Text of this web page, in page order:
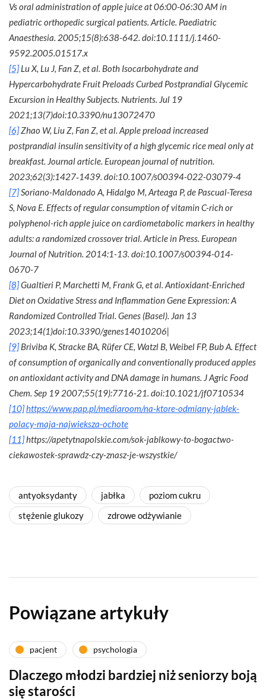
Vs oral administration of apple juice at 06:00-06:30 AM in
pediatric orthopedic surgical patients. Article. Paediatric
Anaesthesia. 2005;15(8):638-642. doi:10.1111/j.1460-
9592.2005.01517.x
[5] Lu X, Lu J, Fan Z, et al. Both Isocarbohydrate and
Hypercarbohydrate Fruit Preloads Curbed Postprandial Glycemic
Excursion in Healthy Subjects. Nutrients. Jul 19
2021;13(7)doi:10.3390/nu13072470
[6] Zhao W, Liu Z, Fan Z, et al. Apple preload increased
postprandial insulin sensitivity of a high glycemic rice meal only at
breakfast. Journal article. European journal of nutrition.
2023;62(3):1427‐1439. doi:10.1007/s00394-022-03079-4
[7] Soriano-Maldonado A, Hidalgo M, Arteaga P, de Pascual-Teresa
S, Nova E. Effects of regular consumption of vitamin C-rich or
polyphenol-rich apple juice on cardiometabolic markers in healthy
adults: a randomized crossover trial. Article in Press. European
Journal of Nutrition. 2014:1-13. doi:10.1007/s00394-014-
0670-7
[8]Gualtieri P, Marchetti M, Frank G, et al. Antioxidant-Enriched
Diet on Oxidative Stress and Inflammation Gene Expression: A
Randomized Controlled Trial. Genes (Basel). Jan 13
2023;14(1)doi:10.3390/genes14010206|
[9] Briviba K, Stracke BA, Rüfer CE, Watzl B, Weibel FP, Bub A. Effect
of consumption of organically and conventionally produced apples
on antioxidant activity and DNA damage in humans. J Agric Food
Chem. Sep 19 2007;55(19):7716-21. doi:10.1021/jf0710534
[10] https://www.pap.pl/mediaroom/na-ktore-odmiany-jablek-
polacy-maja-najwieksza-ochote
[11] https://apetytnapolskie.com/sok-jablkowy-to-bogactwo-
ciekawostek-sprawdz-czy-znasz-je-wszystkie/
antyoksydanty jabłka
poziom cukru
stężenie glukozy
zdrowe odżywianie
Powiązane artykuły
pacjent psychologia
Dlaczego młodzi bardziej niż seniorzy boją
się starości